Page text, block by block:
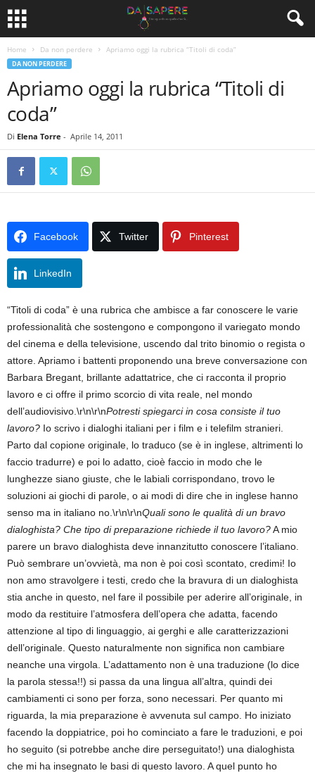
Home Da non perdere Apriamo oggi la rubrica “Titoli di coda”
DA NON PERDERE
Apriamo oggi la rubrica “Titoli di
coda”
Di Elena Torre - Aprile 14, 2011
Facebook Twitter Pinterest
LinkedIn
“Titoli di coda” è una rubrica che ambisce a far conoscere le varie
professionalità che sostengono e compongono il variegato mondo
del cinema e della televisione, uscendo dal trito binomio o regista o
attore. Apriamo i battenti proponendo una breve conversazione con
Barbara Bregant, brillante adattatrice, che ci racconta il proprio
lavoro e ci offre il primo scorcio di vita reale, nel mondo
dell’audiovisivo.\r\n\r\nPotresti spiegarci in cosa consiste il tuo
lavoro? Io scrivo i dialoghi italiani per i film e i telefilm stranieri.
Parto dal copione originale, lo traduco (se è in inglese, altrimenti lo
faccio tradurre) e poi lo adatto, cioè faccio in modo che le
lunghezze siano giuste, che le labiali corrispondano, trovo le
soluzioni ai giochi di parole, o ai modi di dire che in inglese hanno
senso ma in italiano no.\r\n\r\nQuali sono le qualità di un bravo
dialoghista? Che tipo di preparazione richiede il tuo lavoro?A mio
parere un bravo dialoghista deve innanzitutto conoscere l’italiano.
Può sembrare un’ovvietà, ma non è poi così scontato, credimi! Io
non amo stravolgere i testi, credo che la bravura di un dialoghista
stia anche in questo, nel fare il possibile per aderire all’originale, in
modo da restituire l’atmosfera dell’opera che adatta, facendo
attenzione al tipo di linguaggio, ai gerghi e alle caratterizzazioni
dell’originale. Questo naturalmente non significa non cambiare
neanche una virgola. L’adattamento non è una traduzione (lo dice
la parola stessa!!) si passa da una lingua all’altra, quindi dei
cambiamenti ci sono per forza, sono necessari. Per quanto mi
riguarda, la mia preparazione è avvenuta sul campo. Ho iniziato
facendo la doppiatrice, poi ho cominciato a fare le traduzioni, e poi
ho seguito (si potrebbe anche dire perseguitato!) una dialoghista
che mi ha insegnato le basi di questo lavoro. A quel punto ho